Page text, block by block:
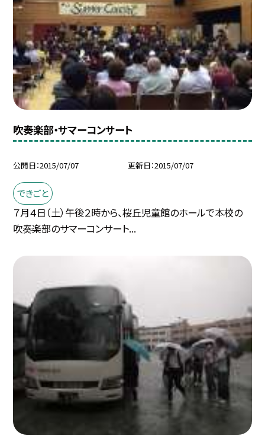
吹奏楽部・サマーコンサート
公開日 2015/07/07 更新日 2015/07/07
できごと
７月４日（土）午後２時から、桜丘児童館のホールで本校の
吹奏楽部のサマーコンサート...